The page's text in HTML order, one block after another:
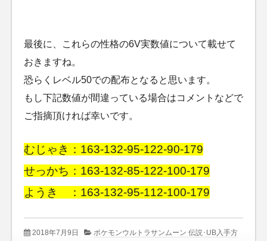
最後に、これらの性格の6V実数値について載せて
おきますね。
恐らくレベル50での配布となると思います。
もし下記数値が間違っている場合はコメントなどで
ご指摘頂ければ幸いです。
むじゃき：163-132-95-122-90-179
せっかち：163-132-85-122-100-179
ようき ：163-132-95-112-100-179
2018年7月9日
ポケモンウルトラサンムーン 伝説･UB入手方